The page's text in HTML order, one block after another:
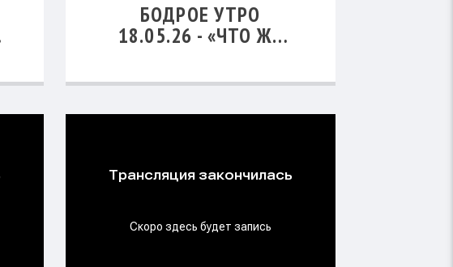
БОДРОЕ УТРО
18.05.26 - «ЧТО ЖЕ
"ВЫСОТЕ"?»